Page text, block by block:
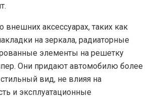
внешних аксессуарах, таких как
на зеркала, радиаторные
элементы на решетку
Они придают автомобилю более
вид, не влияя на
и эксплуатационные